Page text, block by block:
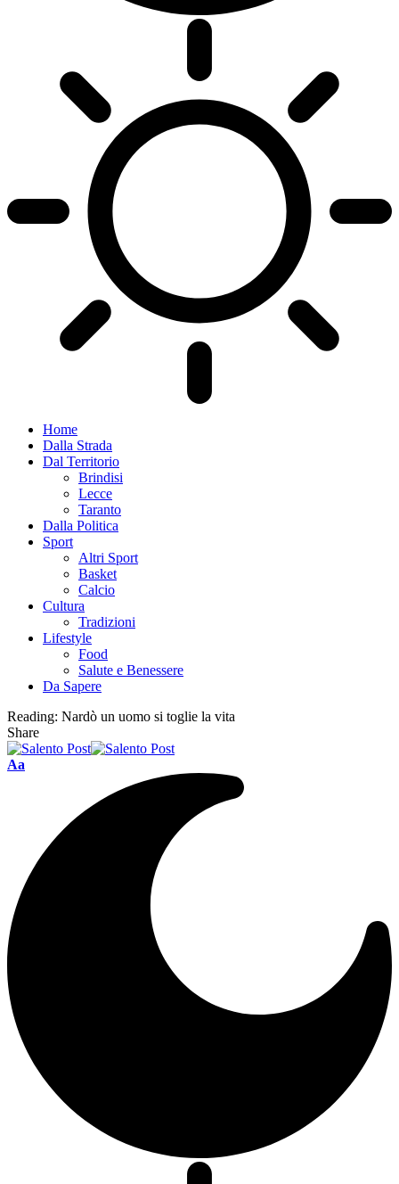
Home
Dalla Strada
Dal Territorio
Brindisi
Lecce
Taranto
Dalla Politica
Sport
Altri Sport
Basket
Calcio
Cultura
Tradizioni
Lifestyle
Food
Salute e Benessere
Da Sapere
Reading: Nardò un uomo si toglie la vita
Share
Aa